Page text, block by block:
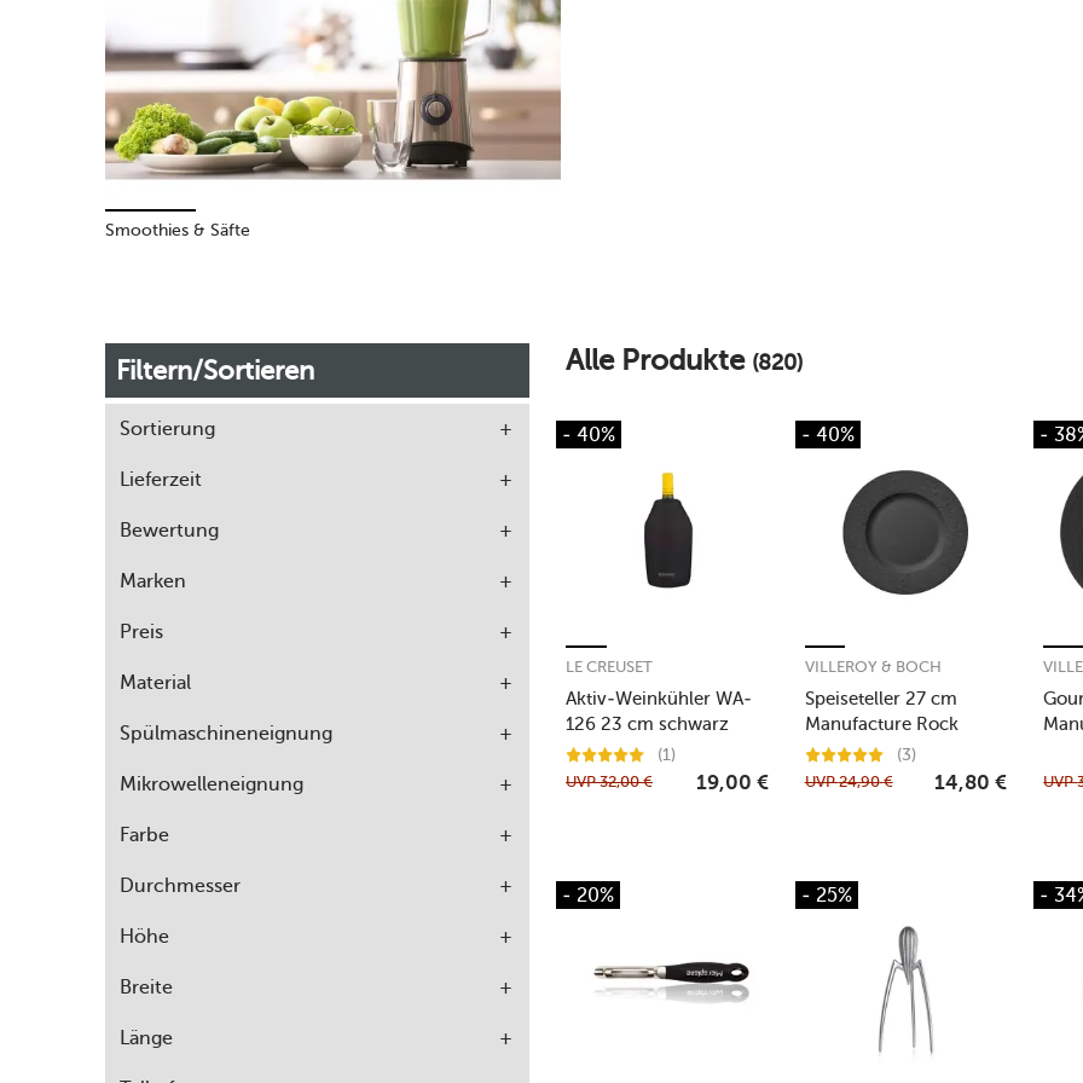
Smoothies & Säfte
Filtern/Sortieren
Sortierung
Lieferzeit
Bewertung
Marken
Preis
Material
Spülmaschineneignung
Mikrowelleneignung
Farbe
Durchmesser
Höhe
Breite
Länge
Alle Produkte (820)
- 40%
Aktiv-Weinkühler WA-
126 23 cm schwarz
LE CREUSET
(1)
UVP32,00 € 19,00 €
- 40%
Speiseteller 27 cm
Manufacture Rock
VILLEROY & BOCH
(3)
UVP24,90 € 14,80 €
-
UVP
- 20% - 25% -